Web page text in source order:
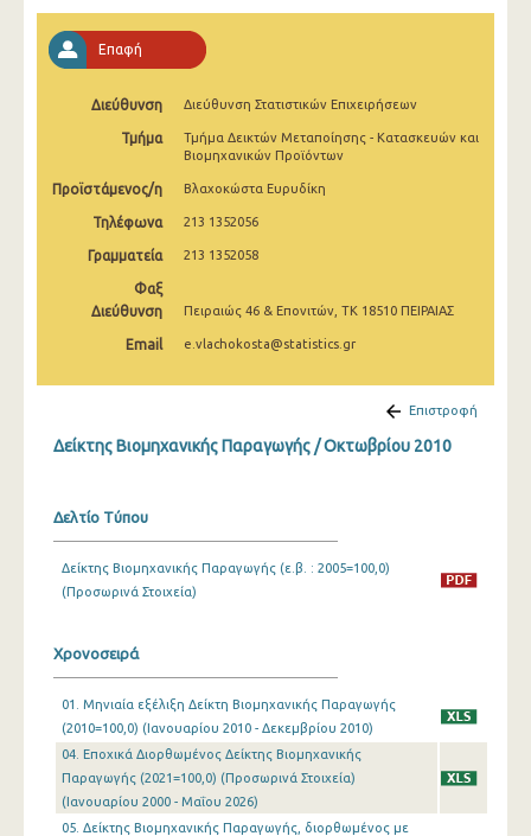
Αυγούστου 2025
Ιουλίου 2025
Ιουνίου 2025
Μαΐου 2025
Μαρτίου 2025
Φεβρουαρίου 2025
Νοεμβρίου 2024
Αυγούστου 2024
Ιουνίου 2024
Μαΐου 2024
Απριλίου 2024
Επαφή
Διεύθυνση Διεύθυνση Στατιστικών Επιχειρήσεων
Τμήμα
Τμήμα Δεικτών Μεταποίησης - Κατασκευών και
Βιομηχανικών Προϊόντων
Προϊστάμενος/η Βλαχοκώστα Ευρυδίκη
Τηλέφωνα 213 1352056
Γραμματεία 213 1352058
Φαξ
Διεύθυνση
Πειραιώς 46 & Επονιτών, ΤΚ 18510 ΠΕΙΡΑΙΑΣ
Email e.vlachokosta@statistics.gr
Επιστροφή
Δείκτης Βιομηχανικής Παραγωγής / Οκτωβρίου 2010
Δελτίο Τύπου
Δείκτης Βιομηχανικής Παραγωγής (ε.β. : 2005=100,0)
(Προσωρινά Στοιχεία)
Χρονοσειρά
01. Μηνιαία εξέλιξη Δείκτη Βιομηχανικής Παραγωγής
(2010=100,0) (Ιανουαρίου 2010 - Δεκεμβρίου 2010)
04. Εποχικά Διορθωμένος Δείκτης Βιομηχανικής
Παραγωγής (2021=100,0) (Προσωρινά Στοιχεία)
(Ιανουαρίου 2000 - Μαΐου 2026)
05. Δείκτης Βιομηχανικής Παραγωγής, διορθωμένος με